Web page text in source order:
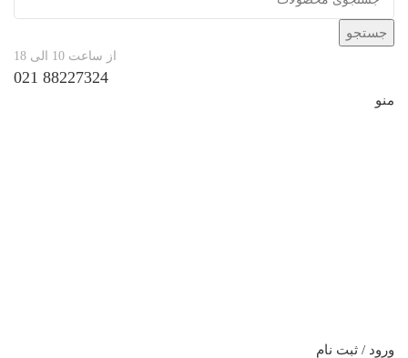
جستجو
از ساعت 10 الی 18
88227324 021
منو
ورود / ثبت نام